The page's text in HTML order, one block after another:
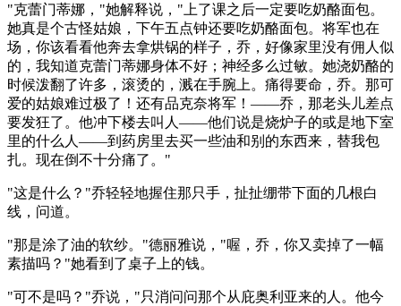
"克蕾门蒂娜，"她解释说，"上了课之后一定要吃奶酪面包。
她真是个古怪姑娘，下午五点钟还要吃奶酪面包。将军也在
场，你该看看他奔去拿烘锅的样子，乔，好像家里没有佣人似
的，我知道克蕾门蒂娜身体不好；神经多么过敏。她浇奶酪的
时候泼翻了许多，滚烫的，溅在手腕上。痛得要命，乔。那可
爱的姑娘难过极了！还有品克奈将军！——乔，那老头儿差点
要发狂了。他冲下楼去叫人——他们说是烧炉子的或是地下室
里的什么人——到药房里去买一些油和别的东西来，替我包
扎。现在倒不十分痛了。"
"这是什么？"乔轻轻地握住那只手，扯扯绷带下面的几根白
线，问道。
"那是涂了油的软纱。"德丽雅说，"喔，乔，你又卖掉了一幅
素描吗？"她看到了桌子上的钱。
"可不是吗？"乔说，"只消问问那个从庇奥利亚来的人。他今